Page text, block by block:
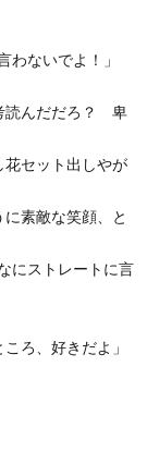
ないでよ！」
読んだだろ？ 卑
セット出しやが
素敵な笑顔、と
にストレートに言
ろ、好きだよ」